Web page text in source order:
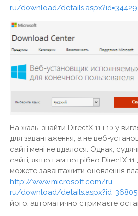
ru/download/details.aspx?id=34429
На жаль, знайти DirectX 11 і 10 у
для завантаження, а не веб-
сайті мені не вдалося. Однак,
сайті, якщо вам потрібно DirectX
можете завантажити оновлення
http://www.microsoft.com/ru-
ru/download/details.aspx?id=36805
його, автоматично отримаєте